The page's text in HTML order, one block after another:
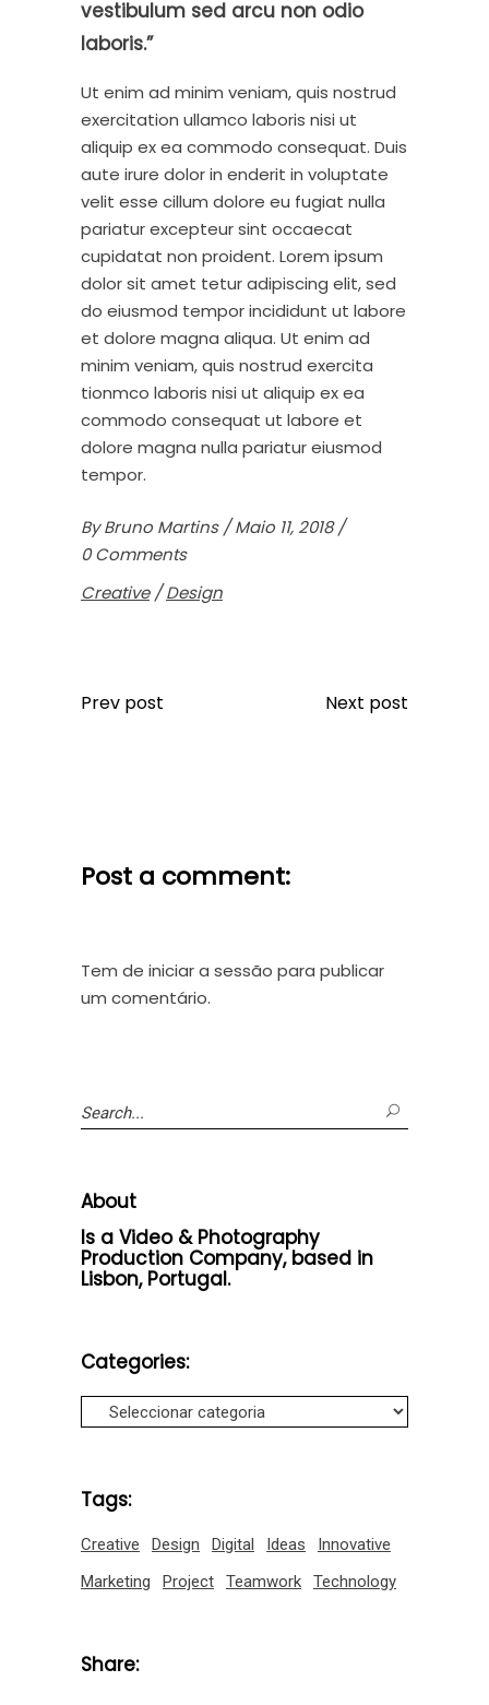
vestibulum sed arcu non odio
laboris.”
Ut enim ad minim veniam, quis nostrud
exercitation ullamco laboris nisi ut
aliquip ex ea commodo consequat. Duis
aute irure dolor in enderit in voluptate
velit esse cillum dolore eu fugiat nulla
pariatur excepteur sint occaecat
cupidatat non proident. Lorem ipsum
dolor sit amet tetur adipiscing elit, sed
do eiusmod tempor incididunt ut labore
et dolore magna aliqua. Ut enim ad
minim veniam, quis nostrud exercita
tionmco laboris nisi ut aliquip ex ea
commodo consequat ut labore et
dolore magna nulla pariatur eiusmod
tempor.
ByBruno Martins
Maio 11, 2018
0 Comments
Creative/Design
Prev post Next post
Post a comment:
Tem de iniciar a sessão para publicar
um comentário.
Search
for:
About
Is a Video & Photography
Production Company, based in
Lisbon, Portugal.
Categories:
Categories:
Tags:
Creative Design Digital Ideas
Innovative
Marketing
Project Teamwork Technology
Share: